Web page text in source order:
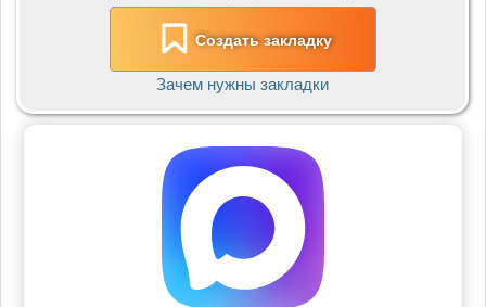
Создать закладку
Зачем нужны закладки